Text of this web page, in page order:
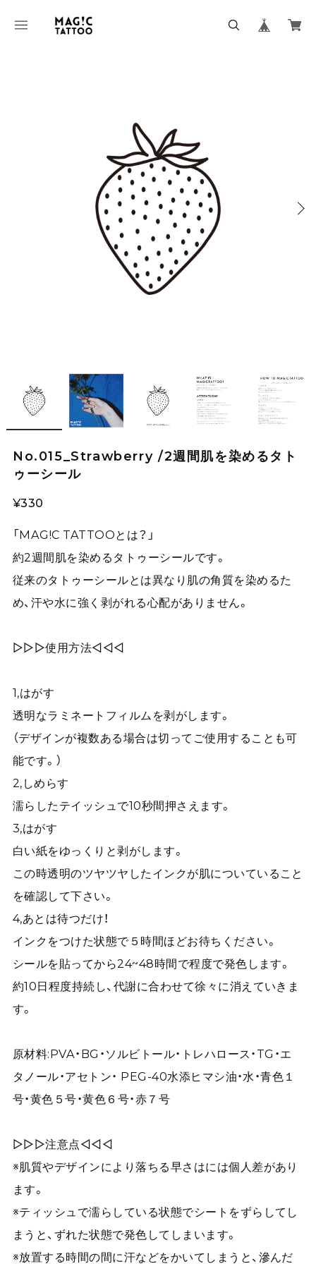
No.015_Strawberry /2週間肌を染めるタト
ゥーシール
¥330
「MAG!C TATTOOとは？」
約2週間肌を染めるタトゥーシールです。
従来のタトゥーシールとは異なり肌の角質を染めるた
め、汗や水に強く剥がれる心配がありません。
▷▷▷使用方法◁◁◁
1,はがす
透明なラミネートフィルムを剥がします。
（デザインが複数ある場合は切ってご使用することも可
能です。）
2,しめらす
濡らしたテイッシュで10秒間押さえます。
3,はがす
白い紙をゆっくりと剥がします。
この時透明のツヤツヤしたインクが肌についていること
を確認して下さい。
4,あとは待つだけ！
インクをつけた状態で５時間ほどお待ちください。
シールを貼ってから24~48時間で程度で発色します。
約10日程度持続し、代謝に合わせて徐々に消えていきま
す。
原材料:PVA・BG・ソルビトール・トレハロース・TG・エ
タノール・アセトン・ PEG-40水添ヒマシ油・水・青色１
号・黄色５号・黄色６号・赤７号
▷▷▷注意点◁◁◁
※肌質やデザインにより落ちる早さはには個人差があり
ます。
※ティッシュで濡らしている状態でシートをずらしてし
まうと、ずれた状態で発色してしまいます。
※放置する時間の間に汗などをかいてしまうと、滲んだ